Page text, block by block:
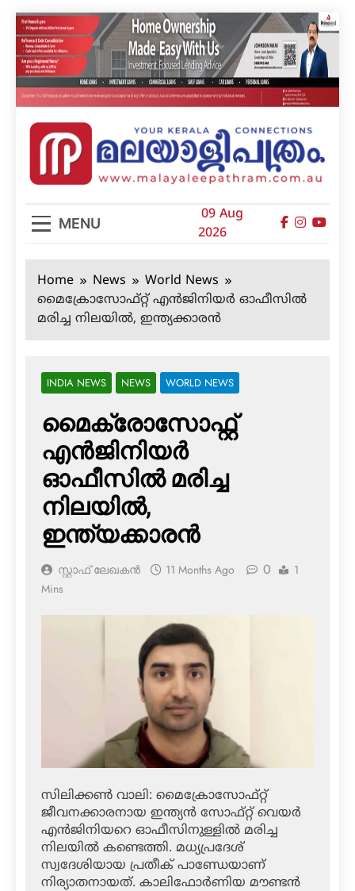
Skip
to
content
മലയാളിപത്രം
MENU
09 Aug
2026
Home News
World News
മൈക്രോസോഫ്റ്റ് എന്‍ജിനിയര്‍ ഓഫീസില്‍
മരിച്ച നിലയില്‍, ഇന്ത്യക്കാരന്‍
INDIA NEWS NEWS WORLD NEWS
മൈക്രോസോഫ്റ്റ്
എന്‍ജിനിയര്‍
ഓഫീസില്‍ മരിച്ച
നിലയില്‍,
ഇന്ത്യക്കാരന്‍
സ്റ്റാഫ് ലേഖകൻ 11 Months Ago 0
1
Mins
സിലിക്കണ്‍ വാലി: മൈക്രോസോഫ്റ്റ്
ജീവനക്കാരനായ ഇന്ത്യന്‍ സോഫ്റ്റ് വെയര്‍
എന്‍ജിനിയറെ ഓഫീസിനുള്ളില്‍ മരിച്ച
നിലയില്‍ കണ്ടെത്തി. മധ്യപ്രദേശ്
സ്വദേശിയായ പ്രതീക് പാണ്ഡേയാണ്
നിര്യാതനായത്. കാലിഫോര്‍ണിയ മൗണ്ടന്‍